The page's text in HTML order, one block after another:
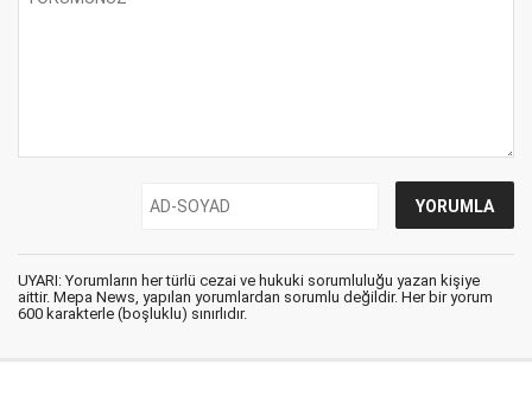
UYARI: Yorumların her türlü cezai ve hukuki sorumluluğu yazan kişiye
aittir. Mepa News, yapılan yorumlardan sorumlu değildir. Her bir yorum
600 karakterle (boşluklu) sınırlıdır.